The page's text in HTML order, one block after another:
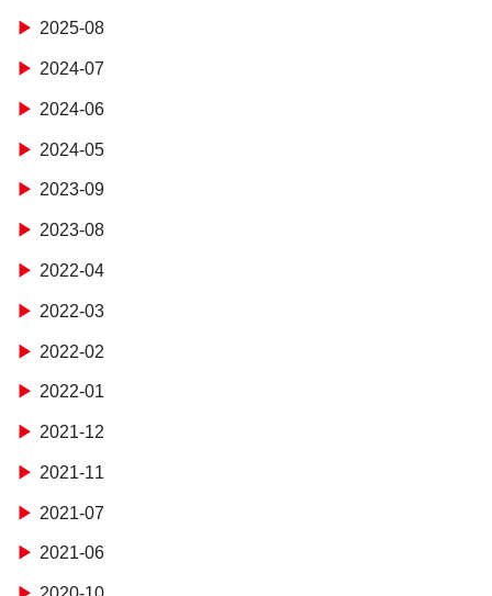
2025-08
2024-07
2024-06
2024-05
2023-09
2023-08
2022-04
2022-03
2022-02
2022-01
2021-12
2021-11
2021-07
2021-06